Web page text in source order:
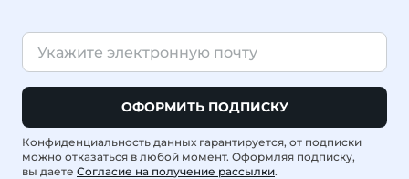
ОФОРМИТЬ ПОДПИСКУ
Конфиденциальность данных гарантируется, от подписки
можно отказаться в любой момент. Оформляя подписку,
вы даете Согласие на получение рассылки.